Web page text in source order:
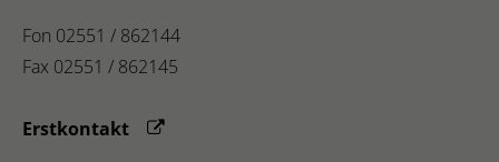
Fon 02551 / 862144
Fax 02551 / 862145
Erstkontakt